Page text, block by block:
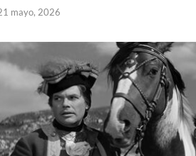
mayo, 2026